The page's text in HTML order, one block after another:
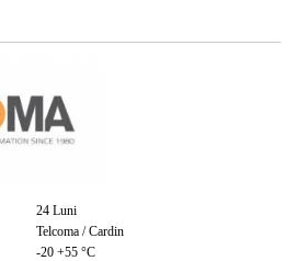
24 Luni
Telcoma / Cardin
-20 +55 °C